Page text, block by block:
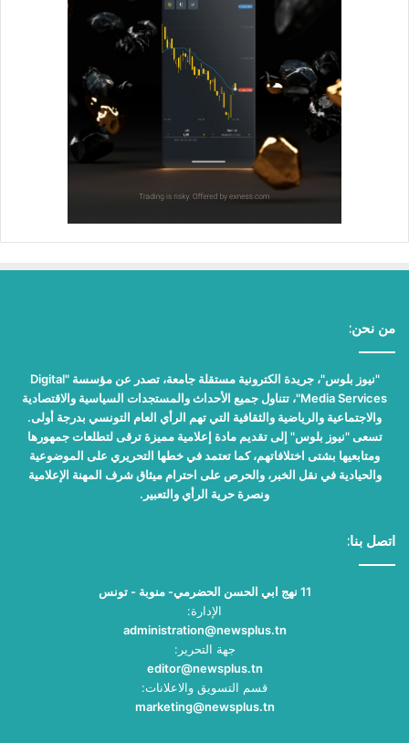
من نحن:
"نيوز بلوس"، جريدة الكترونية مستقلة جامعة، تصدر عن مؤسسة "Digital
Media Services"، تتناول جميع الأحداث والمستجدات السياسية والاقتصادية
والاجتماعية والرياضية والثقافية التي تهم الرأي العام التونسي بدرجة أولى.
تسعى "نيوز بلوس" إلى تقديم مادة إعلامية مميزة ترقى لتطلعات جمهورها
ومتابعيها بشتى اختلافاتهم، كما تعتمد في خطها التحريري على الموضوعية
والحيادية في نقل الخبر، والحرص على احترام ميثاق شرف المهنة الإعلامية
ونصرة حرية الرأي والتعبير.
اتصل بنا:
11 نهج ابي الحسن الحضرمي- منوبة - تونس
الإدارة:
administration@newsplus.tn
جهة التحرير:
editor@newsplus.tn
قسم التسويق والاعلانات:
marketing@newsplus.tn